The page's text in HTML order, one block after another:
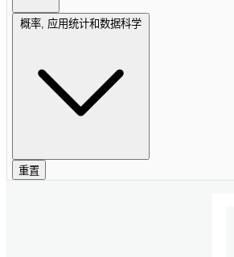
概率, 应用统计和数据科学
重置